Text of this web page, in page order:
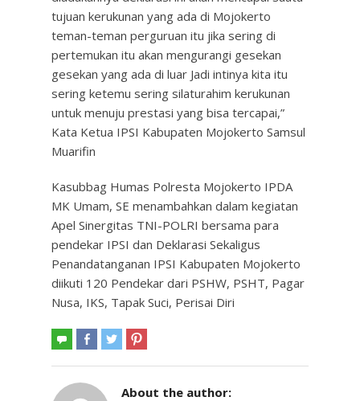
tujuan kerukunan yang ada di Mojokerto
teman-teman perguruan itu jika sering di
pertemukan itu akan mengurangi gesekan
gesekan yang ada di luar Jadi intinya kita itu
sering ketemu sering silaturahim kerukunan
untuk menuju prestasi yang bisa tercapai,”
Kata Ketua IPSI Kabupaten Mojokerto Samsul
Muarifin
Kasubbag Humas Polresta Mojokerto IPDA
MK Umam, SE menambahkan dalam kegiatan
Apel Sinergitas TNI-POLRI bersama para
pendekar IPSI dan Deklarasi Sekaligus
Penandatanganan IPSI Kabupaten Mojokerto
diikuti 120 Pendekar dari PSHW, PSHT, Pagar
Nusa, IKS, Tapak Suci, Perisai Diri
About the author: